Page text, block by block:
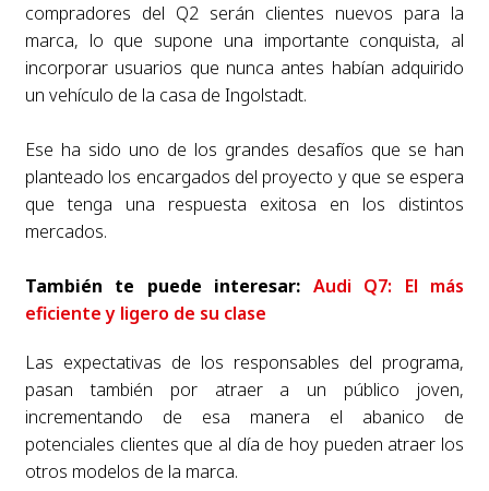
compradores del Q2 serán clientes nuevos para la
marca, lo que supone una importante conquista, al
incorporar usuarios que nunca antes habían adquirido
un vehículo de la casa de Ingolstadt.
Ese ha sido uno de los grandes desafíos que se han
planteado los encargados del proyecto y que se espera
que tenga una respuesta exitosa en los distintos
mercados.
También te puede interesar: Audi Q7: El más
eficiente y ligero de su clase
Las expectativas de los responsables del programa,
pasan también por atraer a un público joven,
incrementando de esa manera el abanico de
potenciales clientes que al día de hoy pueden atraer los
otros modelos de la marca.